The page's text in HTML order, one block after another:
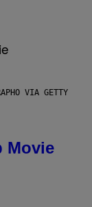
VIA GETTY
Movie